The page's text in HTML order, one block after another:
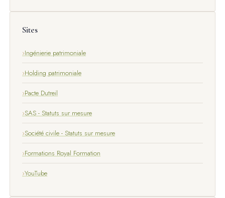
Sites
Ingénierie patrimoniale
Holding patrimoniale
Pacte Dutreil
SAS - Statuts sur mesure
Société civile - Statuts sur mesure
Formations Royal Formation
YouTube